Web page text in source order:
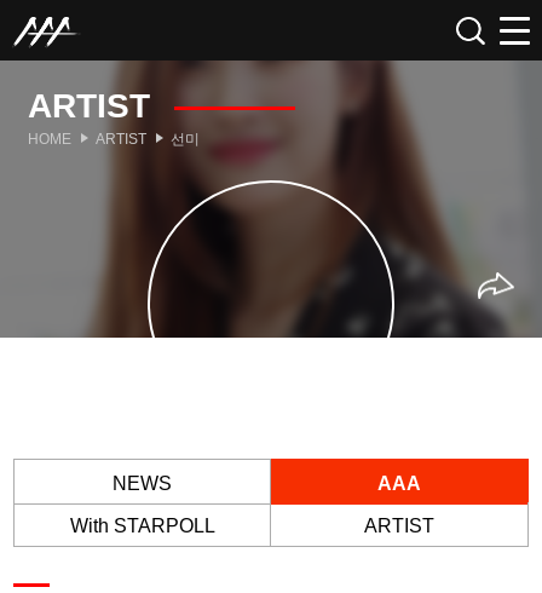
ARTIST
HOME ARTIST 선미
NEWS AAA
With STARPOLL ARTIST